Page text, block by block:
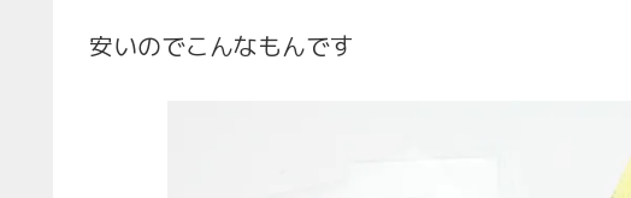
安いのでこんなもんです